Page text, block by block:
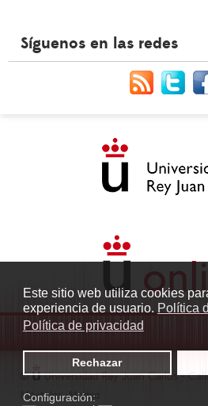
Este sitio web utiliza cookies
experiencia de usuario. Política
Política de privacidad
Rechazar
Configuración:
Síguenos en las redes
© Universidad Rey Juan Carlos-
Móstoles. Madrid